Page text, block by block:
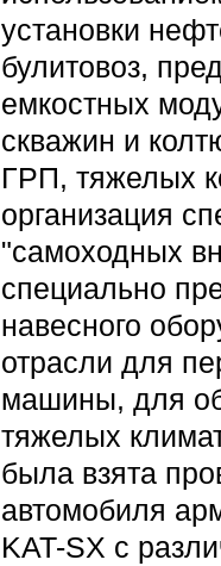
установки
булитовоз,
емкостных
скважин и
ГРП, тяжелых
организация
"самоходных
специально
навесного
отрасли для
машины, для
тяжелых
была взята
автомобиля
KAT-SX с